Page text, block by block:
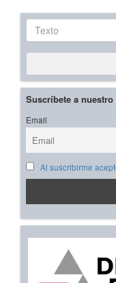
Texto
Suscríbete a
Email
Al suscribirme